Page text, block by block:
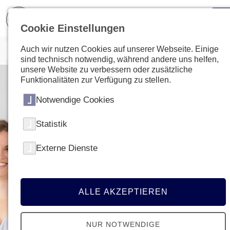
Cookie Einstellungen
Auch wir nutzen Cookies auf unserer Webseite. Einige
sind technisch notwendig, während andere uns helfen,
unsere Website zu verbessern oder zusätzliche
Funktionalitäten zur Verfügung zu stellen.
Notwendige Cookies
Statistik
Externe Dienste
ALLE AKZEPTIEREN
NUR NOTWENDIGE